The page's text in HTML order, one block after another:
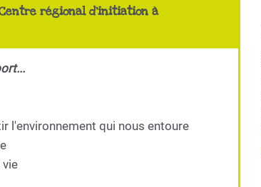
régional d'initiation à
l'environnement qui nous entoure